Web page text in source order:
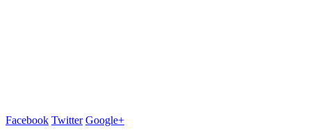
Facebook Twitter Google+